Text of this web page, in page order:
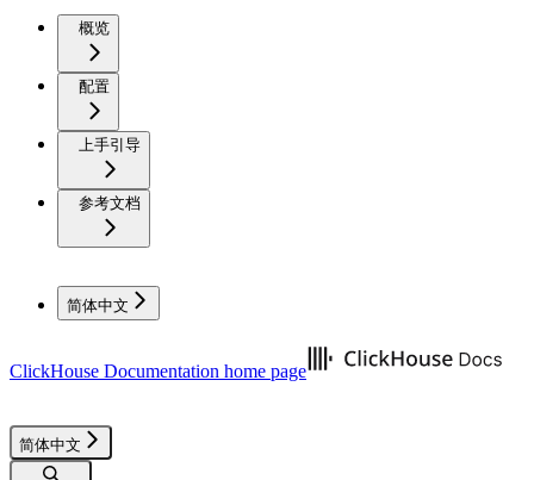
概览
配置
上手引导
参考文档
简体中文
ClickHouse Documentation home page
简体中文